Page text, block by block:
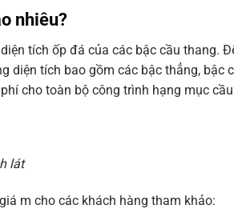
nhiêu?
tích ốp đá của các bậc cầu thang.
diện tích bao gồm các bậc thẳng, bậc
cho toàn bộ công trình hạng mục
lát
m cho các khách hàng tham khảo: